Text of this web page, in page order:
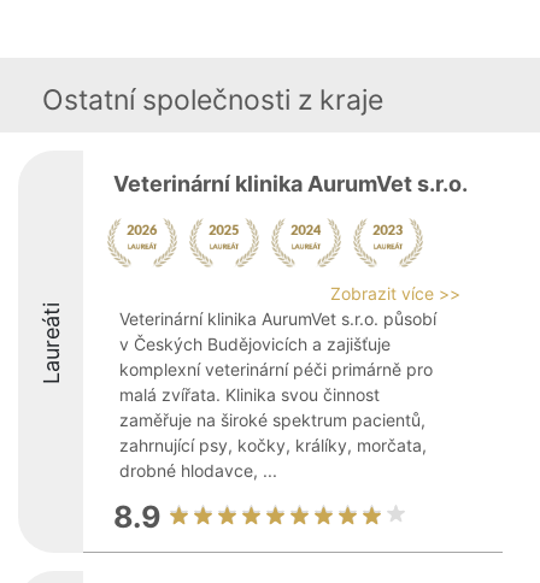
Ostatní společnosti z kraje
Laureáti
Veterinární klinika AurumVet s.r.o.
Zobrazit více >>
Veterinární klinika AurumVet s.r.o. působí
v Českých Budějovicích a zajišťuje
komplexní veterinární péči primárně pro
malá zvířata. Klinika svou činnost
zaměřuje na široké spektrum pacientů,
zahrnující psy, kočky, králíky, morčata,
drobné hlodavce, ...
8.9